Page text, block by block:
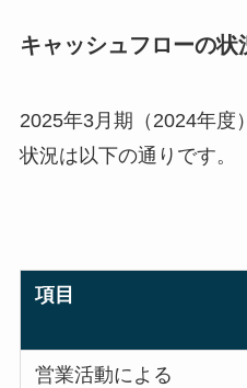
キャッシュフローの状
2025年3月期（2024年度
状況は以下の通りです。
項目
営業活動による